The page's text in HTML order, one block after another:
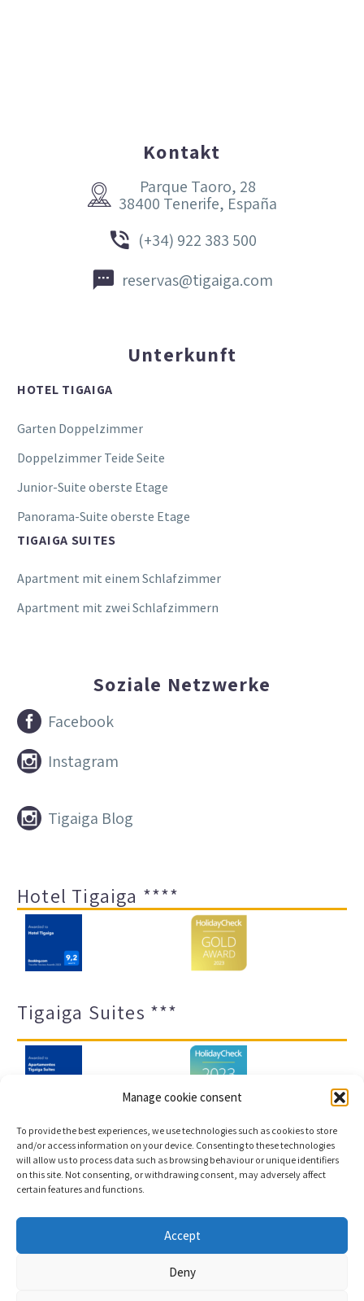
Manage cookie consent
To provide the best experiences, we use technologies such as cookies to store
and/or access information on your device. Consenting to these technologies
will allow us to process data such as browsing behaviour or unique identifiers
on this site. Not consenting, or withdrawing consent, may adversely affect
certain features and functions.
Accept
Deny
Kontakt


Parque Taoro, 28
38400 Tenerife, España

 (+34) 922 383 500

 reservas@tigaiga.com
Unterkunft
HOTEL TIGAIGA
Garten Doppelzimmer
Doppelzimmer Teide Seite
Junior-Suite oberste Etage
Panorama-Suite oberste Etage
TIGAIGA SUITES
Apartment mit einem Schlafzimmer
Apartment mit zwei Schlafzimmern
Soziale Netzwerke

 Facebook

 Instagram

 Tigaiga Blog
Hotel Tigaiga ****
Tigaiga Suites ***
Impressum und Datenschutz
Transparenz-Portal
Cookies
Copyright © 2023 |